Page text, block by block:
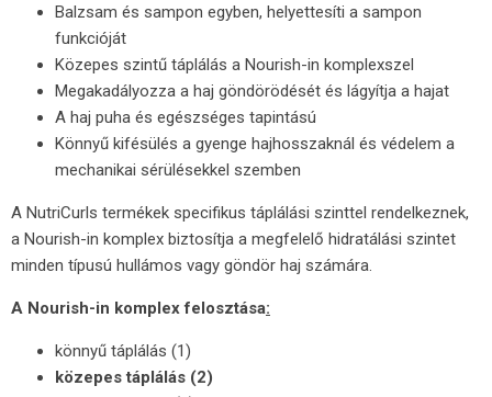
Balzsam és sampon egyben, helyettesíti a sampon
funkcióját
Közepes szintű táplálás a Nourish-in komplexszel
Megakadályozza a haj göndörödését és lágyítja a hajat
A haj puha és egészséges tapintású
Könnyű kifésülés a gyenge hajhosszaknál és védelem a
mechanikai sérülésekkel szemben
A NutriCurls termékek specifikus táplálási szinttel rendelkeznek,
a Nourish-in komplex biztosítja a megfelelő hidratálási szintet
minden típusú hullámos vagy göndör haj számára.
A Nourish-in komplex felosztása:
könnyű táplálás (1)
közepes táplálás (2)